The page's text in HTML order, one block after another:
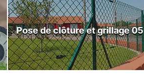
Pose de clôture et grillage 05